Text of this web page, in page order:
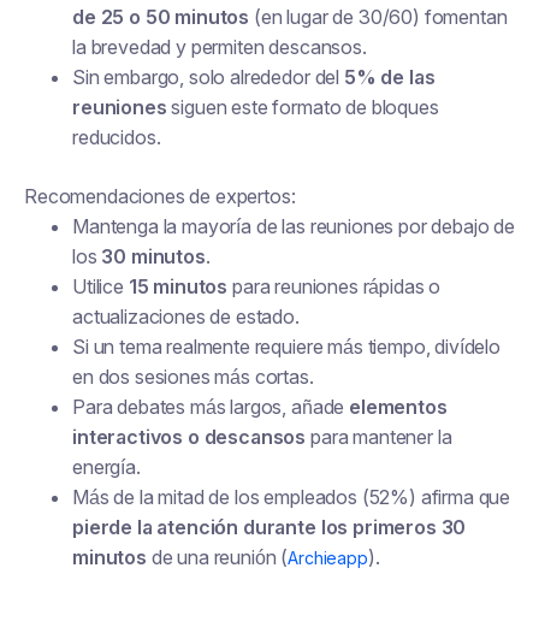
de 25 o 50 minutos (en lugar de 30/60) fomentan
la brevedad y permiten descansos.
Sin embargo, solo alrededor del 5% de las
reuniones siguen este formato de bloques
reducidos.
Recomendaciones de expertos:
Mantenga la mayoría de las reuniones por debajo de
los 30 minutos.
Utilice 15 minutos para reuniones rápidas o
actualizaciones de estado.
Si un tema realmente requiere más tiempo, divídelo
en dos sesiones más cortas.
Para debates más largos, añade elementos
interactivos o descansos para mantener la
energía.
Más de la mitad de los empleados (52%) afirma que
pierde la atención durante los primeros 30
minutos de una reunión (Archieapp).